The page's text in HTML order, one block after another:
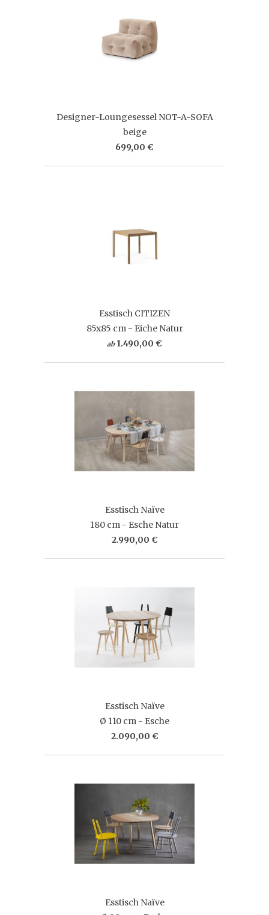
Designer-Loungesessel NOT-A-SOFA
beige
699,00 €
Esstisch CITIZEN
85x85 cm - Eiche Natur
ab 1.490,00 €
Esstisch Naïve
180 cm - Esche Natur
2.990,00 €
Esstisch Naïve
Ø 110 cm - Esche
2.090,00 €
Esstisch Naïve